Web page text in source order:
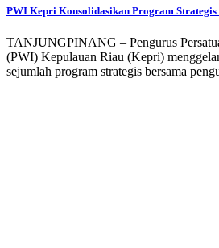
PWI Kepri Konsolidasikan Program Strategis
TANJUNGPINANG – Pengurus
(PWI) Kepulauan Riau (Kepri)
sejumlah program strategis bersama